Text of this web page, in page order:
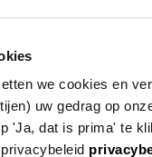
we cookies en
uw gedrag op
'Ja, dat is prima' te
marktweg 12
zwaagdijk-
oost,
marktweg 12